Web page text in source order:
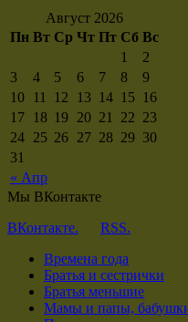
Август 2026
Пн Вт Ср Чт Пт Сб Вс
« Апр
1
2
3
4 5 6 7 8
9
10
11 12 13 14 15 16
17
18 19 20 21 22 23
24 25 26 27 28 29 30
31
Мы ВКонтакте
ВКонтакте.
RSS.
Времена года
Братья и сестрички
Братья меньшие
Мамы и папы,